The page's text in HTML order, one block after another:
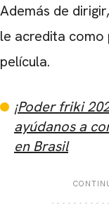
Además de
le acredita como
película.
¡Poder friki
ayúdanos a
en Brasil